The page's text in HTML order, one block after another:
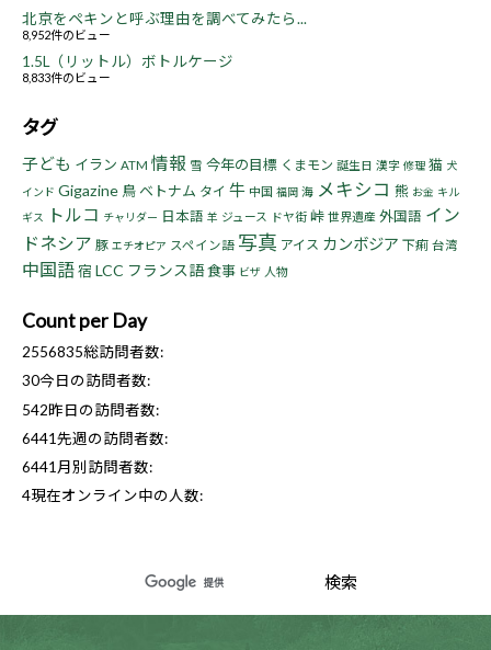
北京をペキンと呼ぶ理由を調べてみたら...
8,952件のビュー
1.5L（リットル）ボトルケージ
8,833件のビュー
タグ
子ども イラン ATM 情報 雪 今年の目標 くまモン 誕生日 漢字 修理 猫 犬
インド Gigazine 鳥 ベトナム タイ 牛 中国 福岡 海 メキシコ 熊 お金 キル
ギス
トルコ チャリダー 日本語 羊 ジュース ドヤ街 峠 世界遺産 外国語 イン
ドネシア 豚 エチオピア スペイン語 写真 アイス カンボジア 下痢 台湾
中国語宿 LCC フランス語食事 ビザ 人物
Count per Day
2556835総訪問者数:
30今日の訪問者数:
542昨日の訪問者数:
6441先週の訪問者数:
6441 月別訪問者数:
4現在オンライン中の人数: